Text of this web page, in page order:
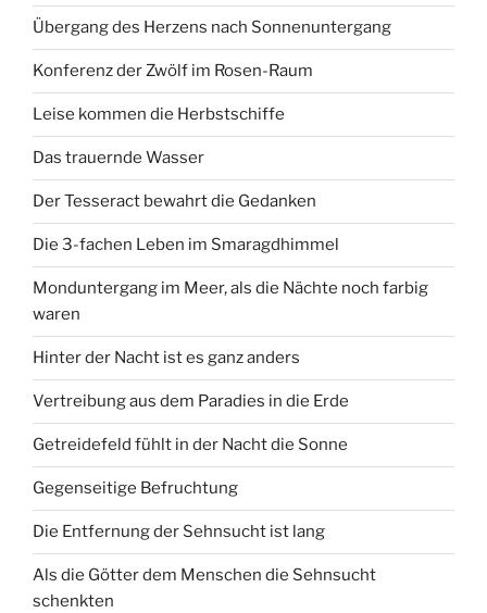
Übergang des Herzens nach Sonnenuntergang
Konferenz der Zwölf im Rosen-Raum
Leise kommen die Herbstschiffe
Das trauernde Wasser
Der Tesseract bewahrt die Gedanken
Die 3-fachen Leben im Smaragdhimmel
Monduntergang im Meer, als die Nächte noch farbig
waren
Hinter der Nacht ist es ganz anders
Vertreibung aus dem Paradies in die Erde
Getreidefeld fühlt in der Nacht die Sonne
Gegenseitige Befruchtung
Die Entfernung der Sehnsucht ist lang
Als die Götter dem Menschen die Sehnsucht
schenkten